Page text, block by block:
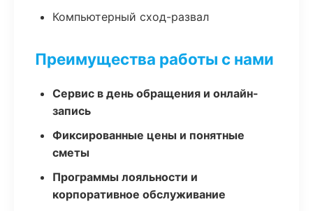
Компьютерный сход-развал
Преимущества работы с нами
Сервис в день обращения и онлайн-
запись
Фиксированные цены и понятные
сметы
Программы лояльности и
корпоративное обслуживание